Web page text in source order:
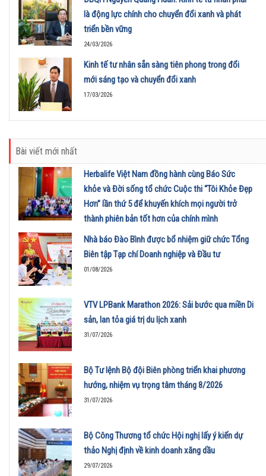
là động lực chính cho chuyển đổi xanh và phát
triển bền vững
24/03/2026
Kinh tế tư nhân sẵn sàng tiên phong trong đổi
mới sáng tạo và chuyển đổi xanh
17/03/2026
Bài viết mới nhất
Herbalife Việt Nam đồng hành cùng Báo Sức
khỏe và Đời sống tổ chức Cuộc thi “Tôi Khỏe Đẹp
Hơn” lần thứ 5 để khuyến khích mọi người trở
thành phiên bản tốt hơn của chính mình
01/08/2026
Nhà báo Đào Bình được bổ nhiệm giữ chức Tổng
Biên tập Tạp chí Doanh nghiệp và Đầu tư
01/08/2026
VTV LPBank Marathon 2026: Sải bước qua miền Di
sản, lan tỏa giá trị du lịch xanh
31/07/2026
Bộ Tư lệnh Bộ đội Biên phòng triển khai phương
hướng, nhiệm vụ trọng tâm tháng 8/2026
31/07/2026
Bộ Công Thương tổ chức Hội nghị lấy ý kiến dự
thảo Nghị định về kinh doanh xăng dầu
29/07/2026